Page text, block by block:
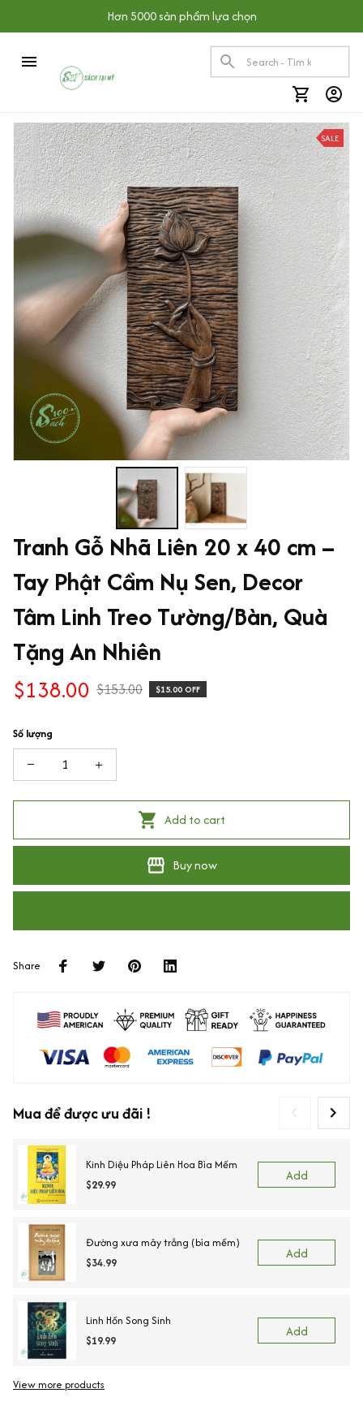
Hơn 5000 sản phẩm lựa chọn
SALE
Tranh Gỗ Nhã Liên 20 x 40 cm –
Tay Phật Cầm Nụ Sen, Decor
Tâm Linh Treo Tường/Bàn, Quà
Tặng An Nhiên
$138.00 $153.00 $15.00 OFF
Số lượng
Add to cart
Buy now
Share
Mua để được ưu đãi !
Kinh Diệu Pháp Liên Hoa Bìa Mềm
$29.99
Add
Đường xưa mây trắng (bìa mềm)
$34.99
Add
Linh Hồn Song Sinh
$19.99
Add
View more products